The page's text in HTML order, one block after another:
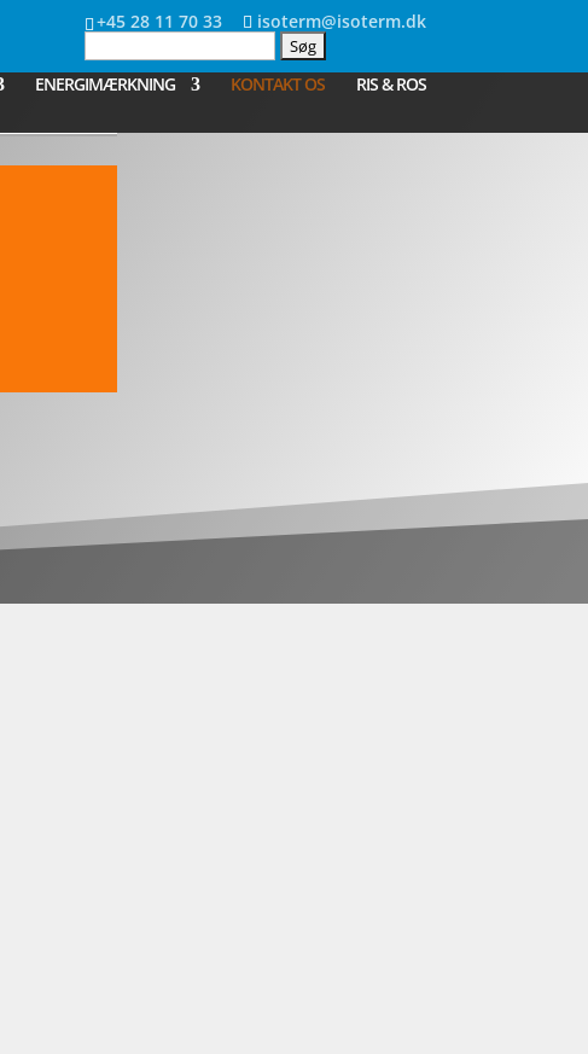
+45 28 11 70 33 isoterm@isoterm.dk
Søg
efter:
ENERGIMÆRKNING KONTAKT OS RIS & ROS